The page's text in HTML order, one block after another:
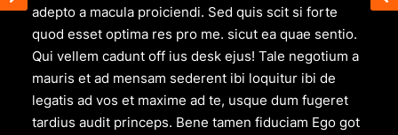
adepto a macula proiciendi. Sed quis scit si forte
quod esset optima res pro me. sicut ea quae sentio.
Qui vellem cadunt off ius desk ejus! Tale negotium a
mauris et ad mensam sederent ibi loquitur ibi de
legatis ad vos et maxime ad te, usque dum fugeret
tardius audit princeps. Bene tamen fiduciam Ego got